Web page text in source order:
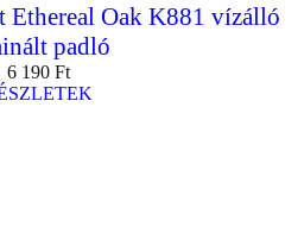
Oak K881 vízálló
padló
6 190 Ft